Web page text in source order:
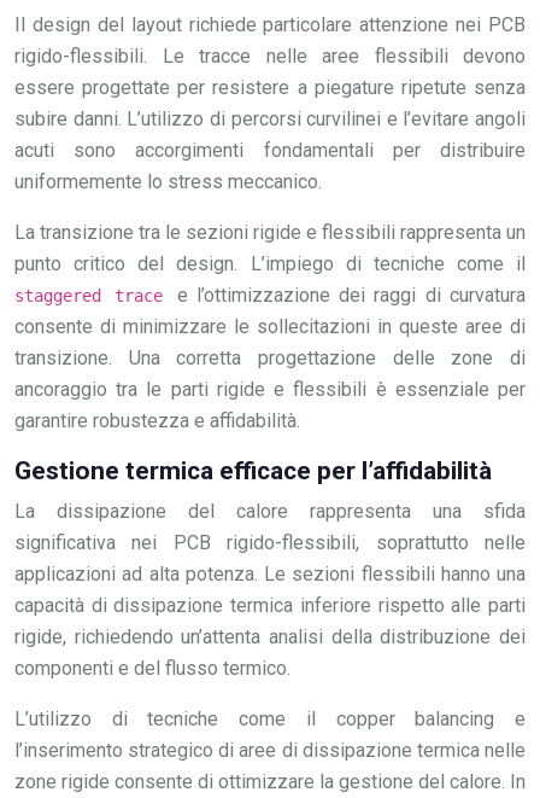
Il design del layout richiede particolare attenzione nei PCB
rigido-flessibili. Le tracce nelle aree flessibili devono
essere progettate per resistere a piegature ripetute senza
subire danni. L’utilizzo di percorsi curvilinei e l’evitare angoli
acuti sono accorgimenti fondamentali per distribuire
uniformemente lo stress meccanico.
La transizione tra le sezioni rigide e flessibili rappresenta un
punto critico del design. L’impiego di tecniche come il
staggered trace e l’ottimizzazione dei raggi di curvatura
consente di minimizzare le sollecitazioni in queste aree di
transizione. Una corretta progettazione delle zone di
ancoraggio tra le parti rigide e flessibili è essenziale per
garantire robustezza e affidabilità.
Gestione termica efficace per l’affidabilità
La dissipazione del calore rappresenta una sfida
significativa nei PCB rigido-flessibili, soprattutto nelle
applicazioni ad alta potenza. Le sezioni flessibili hanno una
capacità di dissipazione termica inferiore rispetto alle parti
rigide, richiedendo un’attenta analisi della distribuzione dei
componenti e del flusso termico.
L’utilizzo di tecniche come il copper balancing e
l’inserimento strategico di aree di dissipazione termica nelle
zone rigide consente di ottimizzare la gestione del calore. In